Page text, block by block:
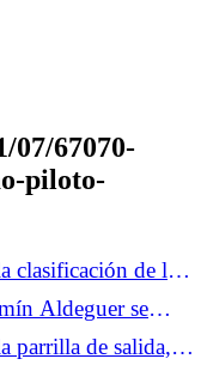
07/67070-
piloto-
clasificación de los
Fabio
10
Aldeguer se
parrilla de salida,